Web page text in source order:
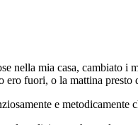
nella mia casa, cambiato
ero fuori, o la mattina presto
e metodicamente